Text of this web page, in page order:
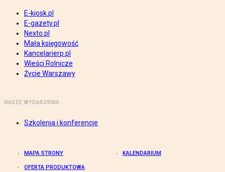
E-kiosk.pl
E-gazety.pl
Nexto.pl
Mała księgowość
Kancelarierp.pl
Wieści Rolnicze
Życie Warszawy
NASZE WYDARZENIA
Szkolenia i konferencje
MAPA STRONY KALENDARIUM
OFERTA PRODUKTOWA